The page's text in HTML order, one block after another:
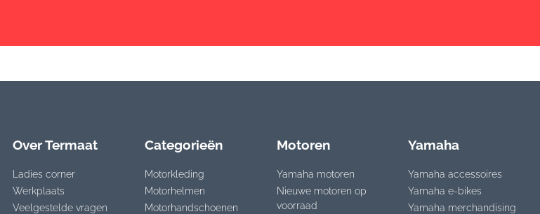
Over Termaat
Ladies corner
Werkplaats
Veelgestelde vragen
Categorieën
Motorkleding
Motorhelmen
Motorhandschoenen
Motoren
Yamaha motoren
Nieuwe motoren op
voorraad
Yamaha
Yamaha accessoires
Yamaha e-bikes
Yamaha merchandising